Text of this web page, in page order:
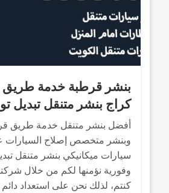
كراج بنشر متنقل تبديل
أفضل بنشر متنقل خدمة طريق
وبنشر متخصص إصلاح السيارات
سيارات ميكانيكي بنشر متنقل
وفورية نؤمنها لكم من خلال
كنتم، لذلك نحن على استعداد دائم